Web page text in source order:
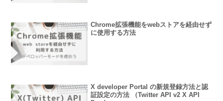
Chrome拡張機能をwebストアを経由せず
に使用する方法
X developer Portal の新規登録方法と認
証設定の方法 （Twitter API v2 X API